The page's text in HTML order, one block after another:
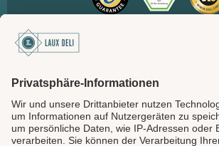
SICHER BEZAHLEN